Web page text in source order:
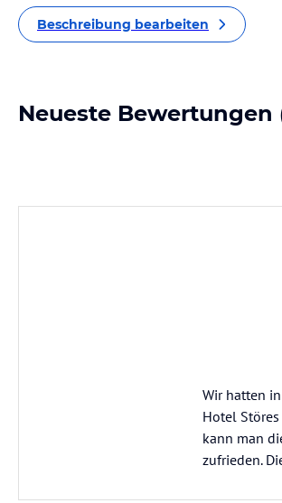
Beschreibung bearbeiten
Neueste Bewertungen
Wir hatten
Hotel
kann man
zufrieden.